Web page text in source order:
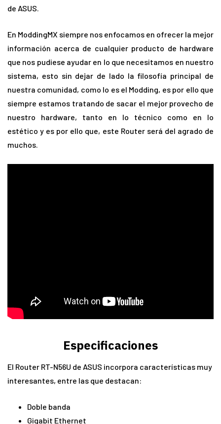
de ASUS.
En ModdingMX siempre nos enfocamos en ofrecer la mejor
información acerca de cualquier producto de hardware
que nos pudiese ayudar en lo que necesitamos en nuestro
sistema, esto sin dejar de lado la filosofía principal de
nuestra comunidad, como lo es el Modding, es por ello que
siempre estamos tratando de sacar el mejor provecho de
nuestro hardware, tanto en lo técnico como en lo
estético y es por ello que, este Router será del agrado de
muchos.
Especificaciones
El Router RT-N56U de ASUS incorpora características muy
interesantes, entre las que destacan:
Doble banda
Gigabit Ethernet